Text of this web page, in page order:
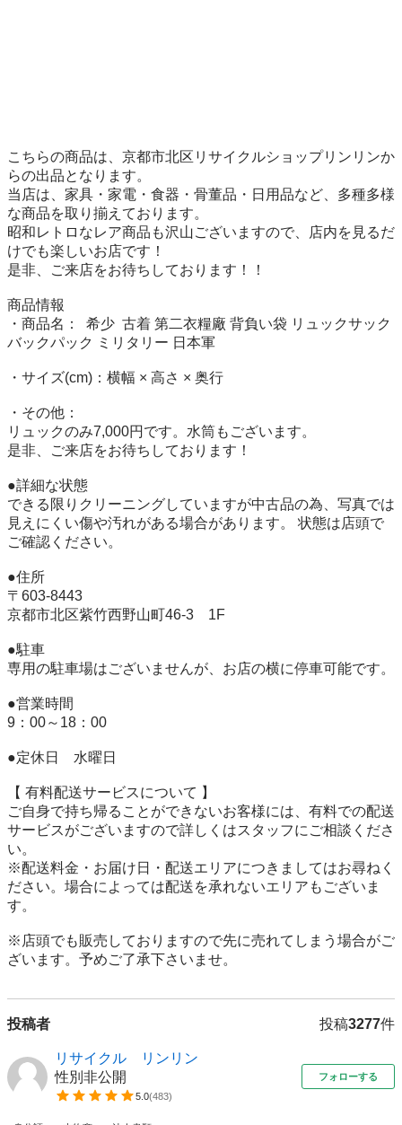
こちらの商品は、京都市北区リサイクルショップリンリンか
らの出品となります。
当店は、家具・家電・食器・骨董品・日用品など、多種多様
な商品を取り揃えております。
昭和レトロなレア商品も沢山ございますので、店内を見るだ
けでも楽しいお店です！
是非、ご来店をお待ちしております！！
商品情報
・商品名：  希少  古着 第二衣糧廠 背負い袋 リュックサック
バックパック ミリタリー 日本軍
・サイズ(cm)：横幅 × 高さ × 奥行
・その他：
リュックのみ7,000円です。水筒もございます。
是非、ご来店をお待ちしております！
●詳細な状態
できる限りクリーニングしていますが中古品の為、写真では
見えにくい傷や汚れがある場合があります。 状態は店頭で
ご確認ください。
●住所
〒603-8443
京都市北区紫竹西野山町46-3　1F
●駐車
専用の駐車場はございませんが、お店の横に停車可能です。
●営業時間
9：00～18：00
●定休日　水曜日
【 有料配送サービスについて 】
ご自身で持ち帰ることができないお客様には、有料での配送
サービスがございますので詳しくはスタッフにご相談くださ
い。
※配送料金・お届け日・配送エリアにつきましてはお尋ねく
ださい。場合によっては配送を承れないエリアもございま
す。
※店頭でも販売しておりますので先に売れてしまう場合がご
ざいます。予めご了承下さいませ。
投稿者 投稿3277件
リサイクル リンリン
性別非公開
5.0(483)
フォローする